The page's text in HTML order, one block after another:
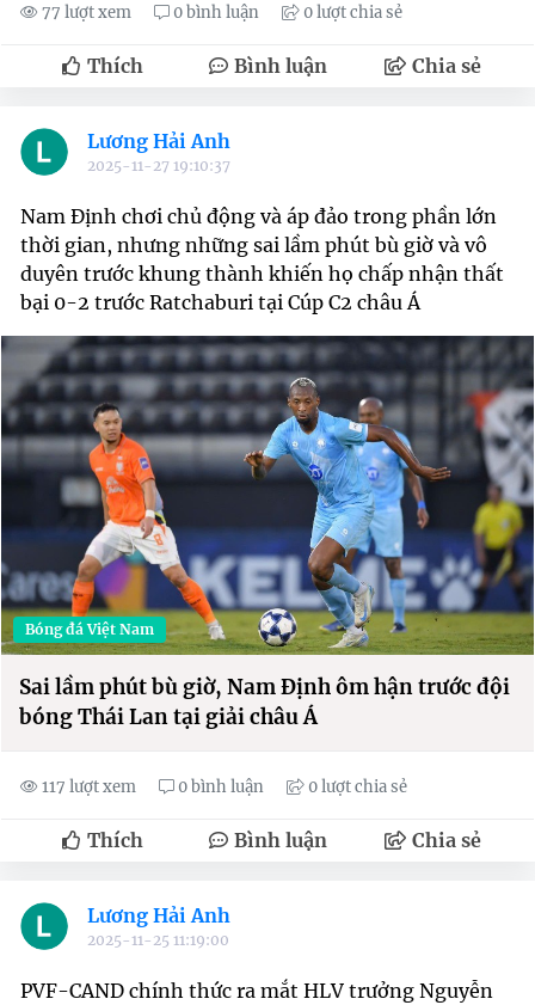
77 lượt xem 0 bình luận 0 lượt chia sẻ
Thích Bình luận Chia sẻ
Lương Hải Anh
2025-11-27 19:10:37
Nam Định chơi chủ động và áp đảo trong phần lớn
thời gian, nhưng những sai lầm phút bù giờ và vô
duyên trước khung thành khiến họ chấp nhận thất
bại 0-2 trước Ratchaburi tại Cúp C2 châu Á
Bóng đá Việt Nam
Sai lầm phút bù giờ, Nam Định ôm hận trước đội
bóng Thái Lan tại giải châu Á
117 lượt xem 0 bình luận 0 lượt chia sẻ
Thích Bình luận Chia sẻ
Lương Hải Anh
2025-11-25 11:19:00
PVF-CAND chính thức ra mắt HLV trưởng Nguyễn